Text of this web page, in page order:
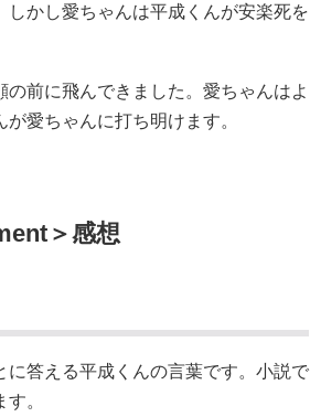
かし愛ちゃんは平成くんが安楽死を
前に飛んできました。愛ちゃんはよ
愛ちゃんに打ち明けます。
＞感想
答える平成くんの言葉です。小説で
。